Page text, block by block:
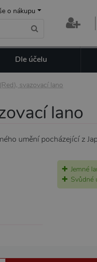
o nákupu
Dle účelu
svazovací lano
lano
umění pocházející z
Jemné
Svůdné